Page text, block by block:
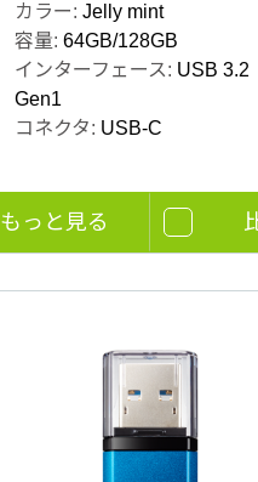
カラー: Jelly mint
容量: 64GB/128GB
インターフェース: USB 3.2
Gen1
コネクタ: USB-C
もっと見る